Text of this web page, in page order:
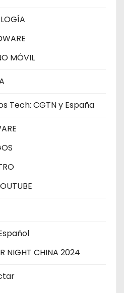
MÓVIL
Tech: CGTN y España
NIGHT CHINA 2024